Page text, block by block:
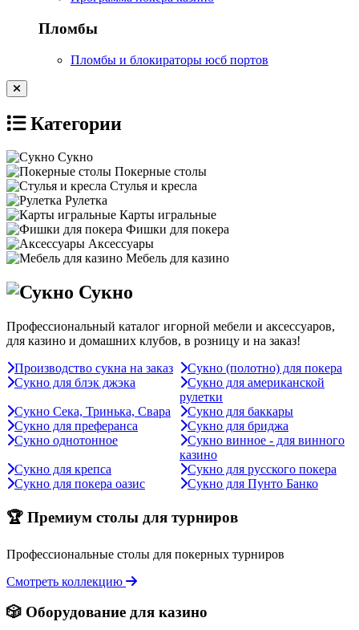
Пломбы
Пломбы и блокираторы юсб портов
Категории
Сукно
Покерные столы
Стулья и кресла
Рулетка
Карты игральные
Фишки для покера
Аксессуары
Мебель для казино
Сукно
Профессиональный каталог игорной мебели и аксессуаров,
для казино и домашних клубов, в розницу и на заказ!
Производство сукна на заказ
Сукно (полотно) для покера
Сукно для блэк джэка
Сукно для американской
рулетки
Сукно Сека, Тринька, Свара
Сукно для баккары
Сукно для преферанса
Сукно для бриджа
Сукно однотонное
Сукно винное - для винного
казино
Сукно для крепса
Сукно для русского покера
Сукно для покера оазис
Сукно для Пунто Банко
🏆 Премиум столы для турниров
Профессиональные столы для покерных турниров
Смотреть коллекцию
🎲 Оборудование для казино